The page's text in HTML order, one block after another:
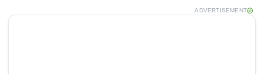
ADVERTISEMENT